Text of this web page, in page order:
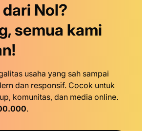
Nol?
semua kami
usaha yang sah sampai
dan responsif. Cocok untuk
komunitas, dan media online.
.